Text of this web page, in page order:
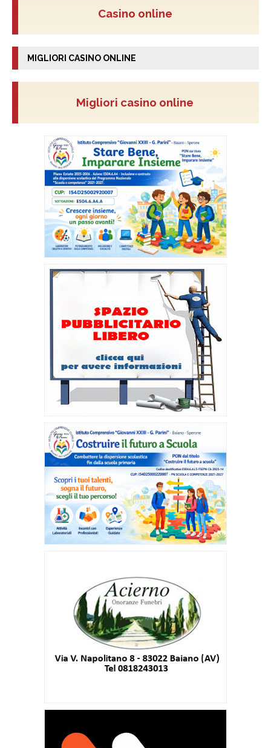
Casino online
MIGLIORI CASINO ONLINE
Migliori casino online